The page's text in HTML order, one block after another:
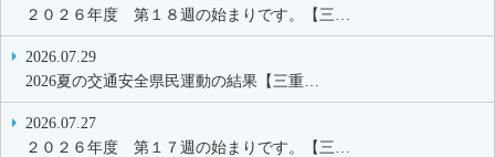
２０２６年度 第１８週の始まりです。【三…
2026.07.29
2026夏の交通安全県民運動の結果【三重…
2026.07.27
２０２６年度 第１７週の始まりです。【三…